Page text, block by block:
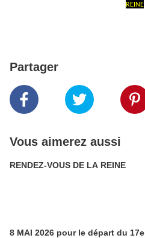
REINE
Partager
Vous aimerez aussi
RENDEZ-VOUS DE LA REINE
8 MAI 2026 pour le départ du 17e